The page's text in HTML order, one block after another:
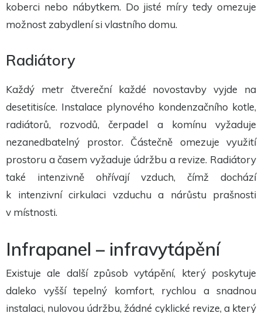
koberci nebo nábytkem. Do jisté míry tedy omezuje
možnost zabydlení si vlastního domu.
Radiátory
Každý metr čtvereční každé novostavby vyjde na
desetitisíce. Instalace plynového kondenzačního kotle,
radiátorů, rozvodů, čerpadel a komínu vyžaduje
nezanedbatelný prostor. Částečně omezuje využití
prostoru a časem vyžaduje údržbu a revize. Radiátory
také intenzivně ohřívají vzduch, čímž dochází
k intenzivní cirkulaci vzduchu a nárůstu prašnosti
v místnosti.
Infrapanel – infravytápění
Existuje ale další způsob vytápění, který poskytuje
daleko vyšší tepelný komfort, rychlou a snadnou
instalaci, nulovou údržbu, žádné cyklické revize, a který